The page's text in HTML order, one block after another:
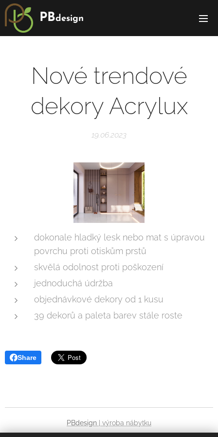
PBdesign
Nové trendové
dekory Acrylux
19.06.2023
dokonale hladký lesk nebo mat s úpravou
povrchu proti otiskům prstů
skvělá odolnost proti poškození
jednoduchá údržba
objednávkové dekory od 1 kusu
39 dekorů a paleta barev stále roste
Share
PBdesign | výroba nábytku